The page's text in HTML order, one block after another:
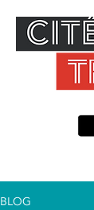
BLOG